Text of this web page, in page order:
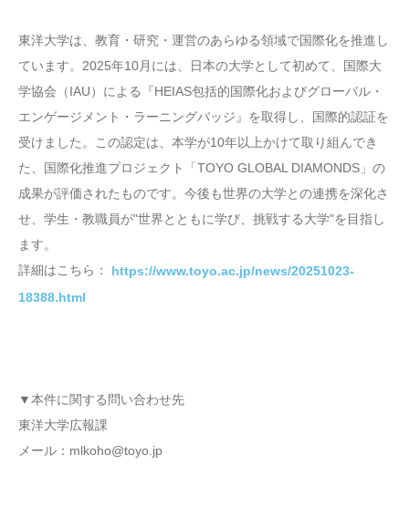
東洋大学は、教育・研究・運営のあらゆる領域で国際化を推進し
ています。2025年10月には、日本の大学として初めて、国際大
学協会（IAU）による『HEIAS包括的国際化およびグローバル・
エンゲージメント・ラーニングバッジ』を取得し、国際的認証を
受けました。この認定は、本学が10年以上かけて取り組んでき
た、国際化推進プロジェクト「TOYO GLOBAL DIAMONDS」の
成果が評価されたものです。今後も世界の大学との連携を深化さ
せ、学生・教職員が"世界とともに学び、挑戦する大学"を目指し
ます。
詳細はこちら： https://www.toyo.ac.jp/news/20251023-
18388.html
▼本件に関する問い合わせ先
東洋大学広報課
メール：mlkoho@toyo.jp